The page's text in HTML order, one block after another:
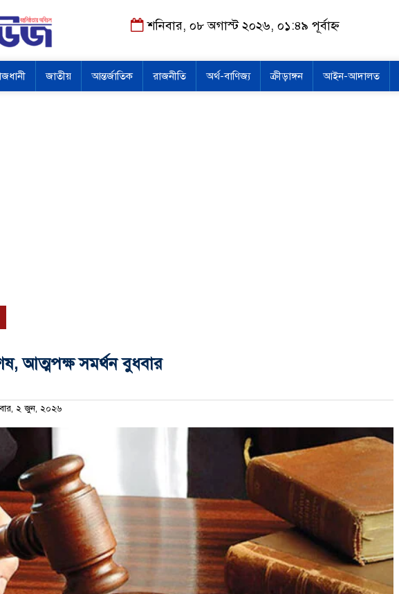
শনিবার, ০৮ অগাস্ট ২০২৬, ০১:৪৯ পূর্বাহ্ন
জাতীয় আন্তর্জাতিক রাজনীতি অর্থ-বাণিজ্য ক্রীড়াঙ্গন আইন-আদালত
আত্মপক্ষ সমর্থন বুধবার
২ জুন, ২০২৬